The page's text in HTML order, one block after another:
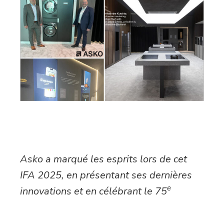
Asko a marqué les esprits lors de cet
IFA 2025, en présentant ses dernières
innovations et en célébrant le 75e